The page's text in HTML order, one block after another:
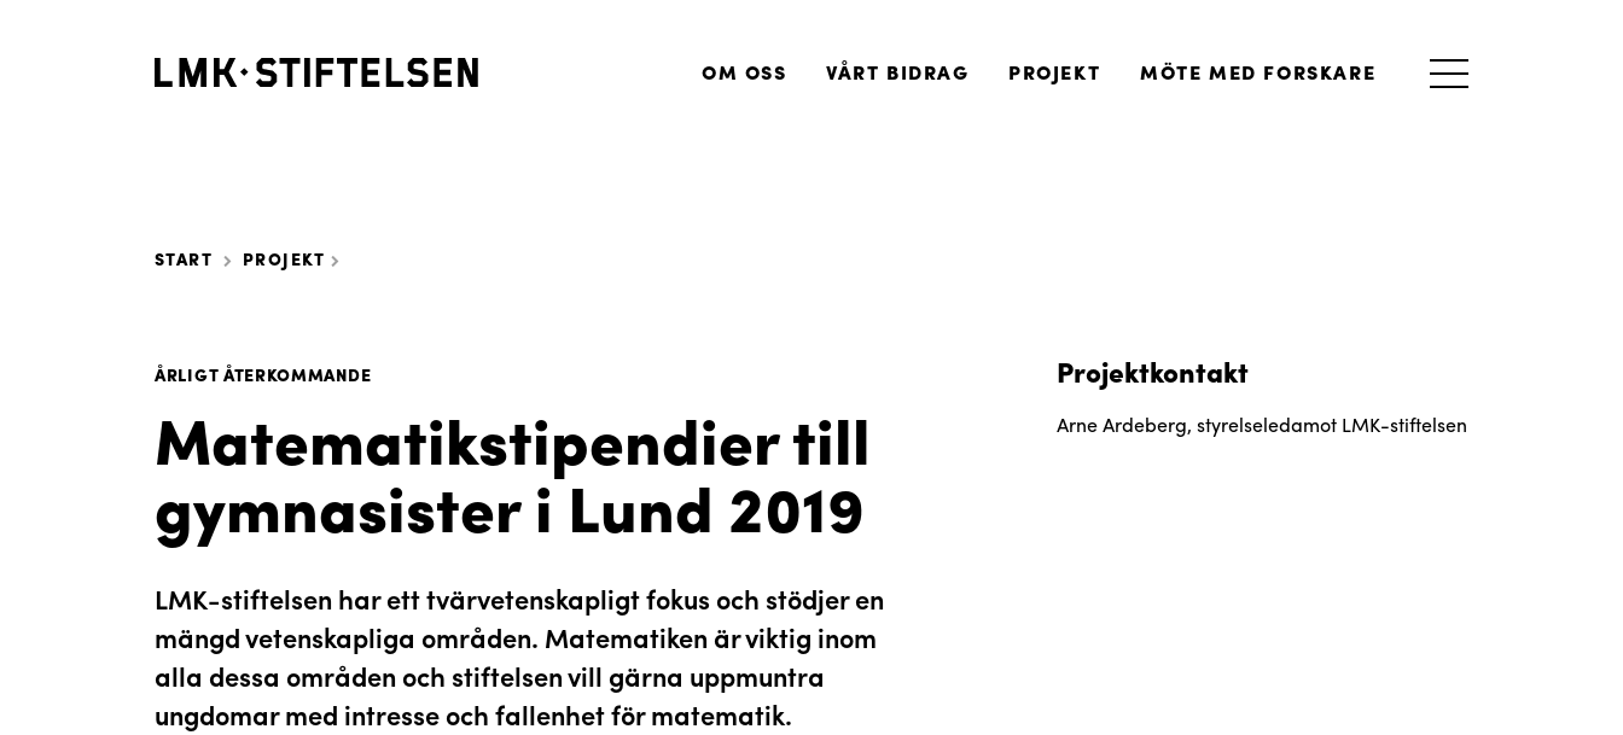
OM OSS VÅRT BIDRAG PROJEKT MÖTE MED FORSKARE
START PROJEKT
ÅRLIGT ÅTERKOMMANDE
Matematikstipendier till
gymnasister i Lund 2019
LMK-stiftelsen har ett tvärvetenskapligt fokus och stödjer en
mängd vetenskapliga områden. Matematiken är viktig inom
alla dessa områden och stiftelsen vill gärna uppmuntra
ungdomar med intresse och fallenhet för matematik.
Projektkontakt
Arne Ardeberg, styrelseledamot LMK-stiftelsen